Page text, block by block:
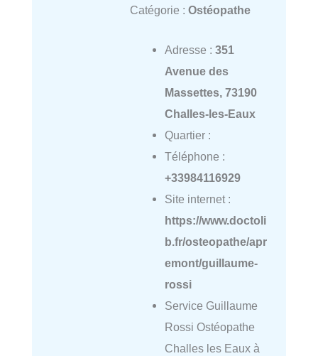
Catégorie : Ostéopathe
Adresse : 351
Avenue des
Massettes, 73190
Challes-les-Eaux
Quartier :
Téléphone :
+33984116929
Site internet :
https://www.doctoli
b.fr/osteopathe/apr
emont/guillaume-
rossi
Service Guillaume
Rossi Ostéopathe
Challes les Eaux à